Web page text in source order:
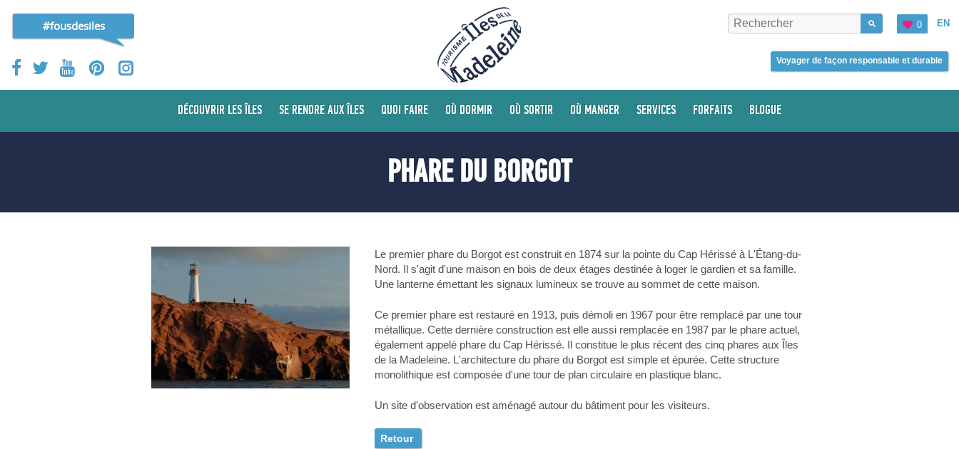
#fousdesiles EN
0
Voyager de façon responsable et durable
DÉCOUVRIR LES ÎLES SE RENDRE AUX ÎLES QUOI FAIRE OÙ DORMIR OÙ SORTIR OÙ MANGER SERVICES FORFAITS BLOGUE
PHARE DU BORGOT
Le premier phare du Borgot est construit en 1874 sur la pointe du Cap Hérissé à L'Étang-du-
Nord. Il s'agit d'une maison en bois de deux étages destinée à loger le gardien et sa famille.
Une lanterne émettant les signaux lumineux se trouve au sommet de cette maison.
Ce premier phare est restauré en 1913, puis démoli en 1967 pour être remplacé par une tour
métallique. Cette dernière construction est elle aussi remplacée en 1987 par le phare actuel,
également appelé phare du Cap Hérissé. Il constitue le plus récent des cinq phares aux Îles
de la Madeleine. L'architecture du phare du Borgot est simple et épurée. Cette structure
monolithique est composée d'une tour de plan circulaire en plastique blanc.
Un site d'observation est aménagé autour du bâtiment pour les visiteurs.
Retour